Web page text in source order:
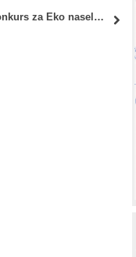
Međunarodni konkurs za Eko naselje u Petrovaradinu